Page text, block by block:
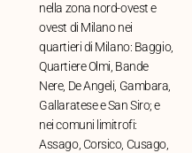
nella zona nord-ovest e
ovest di Milano nei
quartieri di Milano: Baggio,
Quartiere Olmi, Bande
Nere, De Angeli, Gambara,
Gallaratese e San Siro; e
nei comuni limitrofi:
Assago, Corsico, Cusago,